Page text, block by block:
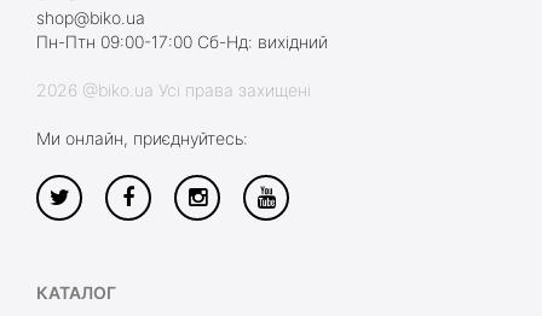
shop@biko.ua
Пн-Птн 09:00-17:00 Сб-Нд: вихідний
2026 @biko.ua Усі права захищені
Ми онлайн, приєднуйтесь:
КАТАЛОГ